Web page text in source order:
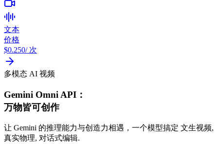
文本
价格
$0.250/ 次
多模态 AI 视频
Gemini Omni API：
万物皆可创作
让 Gemini 的推理能力与创造力相遇，一个模型搞定 文生视频,
真实物理, 对话式编辑.